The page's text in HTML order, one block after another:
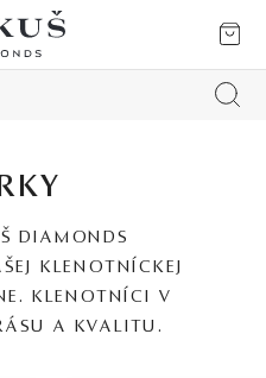
DIAMONDS
KLENOTNÍCKEJ
KLENOTNÍCI V
A KVALITU.